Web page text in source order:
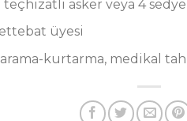
teçhizatlı asker veya 4
üyesi
kurtarma, medikal